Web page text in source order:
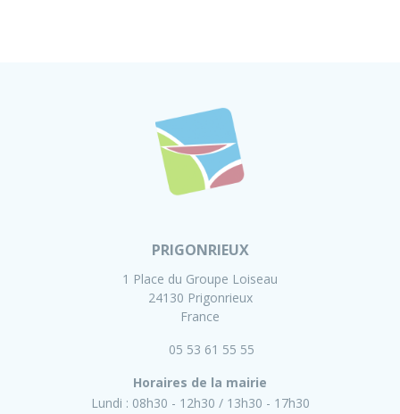
PRIGONRIEUX
1 Place du Groupe Loiseau
24130 Prigonrieux
France
05 53 61 55 55
Horaires de la mairie
Lundi : 08h30 - 12h30
13h30 - 17h30